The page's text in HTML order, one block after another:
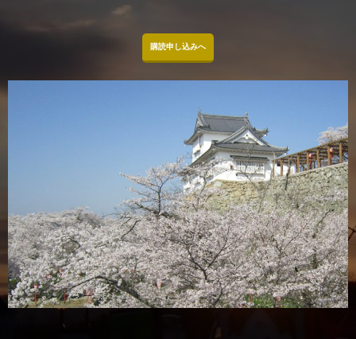
購読申し込みへ